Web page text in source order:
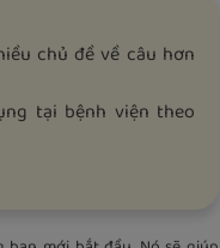
chủ đề về câu hơn
tại bệnh viện theo